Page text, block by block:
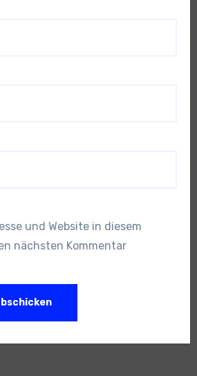
und Website in diesem
nächsten Kommentar